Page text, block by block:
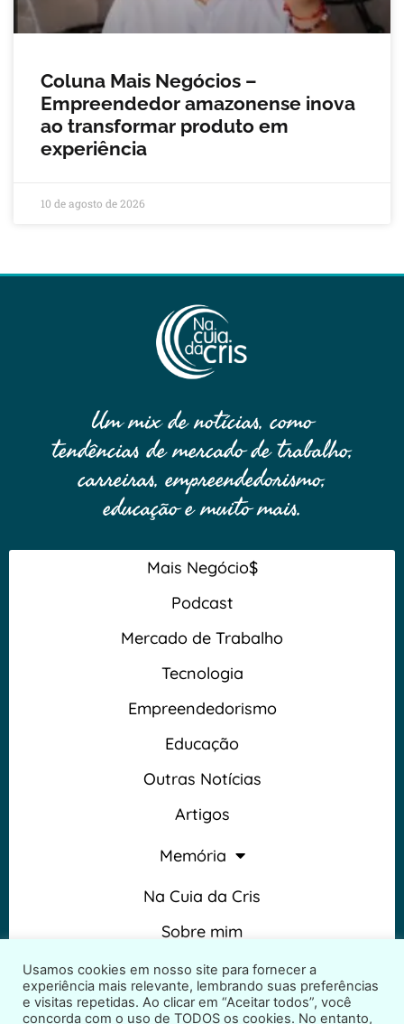
Coluna Mais Negócios –
Empreendedor amazonense inova
ao transformar produto em
experiência
10 de agosto de 2026
Um mix de notícias, como
tendências de mercado de trabalho,
carreiras, empreendedorismo,
educação e muito mais.
Mais Negócio$
Podcast
Mercado de Trabalho
Tecnologia
Empreendedorismo
Educação
Outras Notícias
Artigos
Memória
Na Cuia da Cris
Sobre mim
Termos e Condições
Usamos cookies em nosso site para fornecer a
experiência mais relevante, lembrando suas preferências
e visitas repetidas. Ao clicar em “Aceitar todos”, você
concorda com o uso de TODOS os cookies. No entanto,